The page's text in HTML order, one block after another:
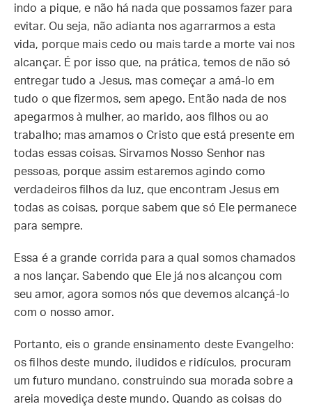
indo a pique, e não há nada que possamos fazer para
evitar. Ou seja, não adianta nos agarrarmos a esta
vida, porque mais cedo ou mais tarde a morte vai nos
alcançar. É por isso que, na prática, temos de não só
entregar tudo a Jesus, mas começar a amá-lo em
tudo o que fizermos, sem apego. Então nada de nos
apegarmos à mulher, ao marido, aos filhos ou ao
trabalho; mas amamos o Cristo que está presente em
todas essas coisas. Sirvamos Nosso Senhor nas
pessoas, porque assim estaremos agindo como
verdadeiros filhos da luz, que encontram Jesus em
todas as coisas, porque sabem que só Ele permanece
para sempre.
Essa é a grande corrida para a qual somos chamados
a nos lançar. Sabendo que Ele já nos alcançou com
seu amor, agora somos nós que devemos alcançá-lo
com o nosso amor.
Portanto, eis o grande ensinamento deste Evangelho:
os filhos deste mundo, iludidos e ridículos, procuram
um futuro mundano, construindo sua morada sobre a
areia movediça deste mundo. Quando as coisas do